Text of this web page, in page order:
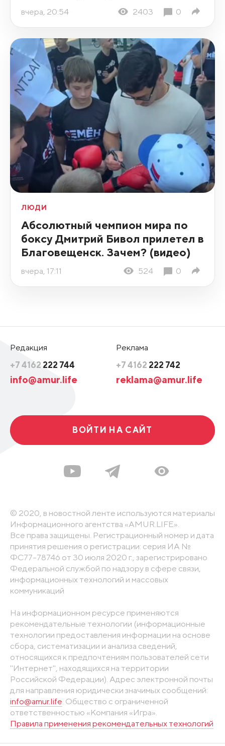
вчера, 20:54 2403 0
ЛЮДИ
Абсолютный чемпион мира по
боксу Дмитрий Бивол прилетел в
Благовещенск. Зачем? (видео)
вчера, 17:11 524 0
Редакция
+7 4162 222 744
info@amur.life
Реклама
+7 4162 222 742
reklama@amur.life
ВОЙТИ НА САЙТ
© 2020, в новостной ленте используются материалы
Информационного агентства «AMUR.LIFE».
Все права защищены. Регистрационный номер и дата
принятия решения о регистрации: серия ИА №
ФС77-78746 от 30 июля 2020 г., зарегистрировано
Федеральной службой по надзору в сфере связи,
информационных технологий и массовых
коммуникаций
На информационном ресурсе применяются
рекомендательные технологии (информационные
технологии предоставления информации на основе
сбора, систематизации и анализа сведений,
относящихся к предпочтениям пользователей сети
"Интернет", находящихся на территории
Российской Федерации). Адрес электронной почты
для направления юридически значимых сообщений:
info@amur.life. Общество с ограниченной
ответственностью «Компания «Игра».
Правила применения рекомендательных технологий